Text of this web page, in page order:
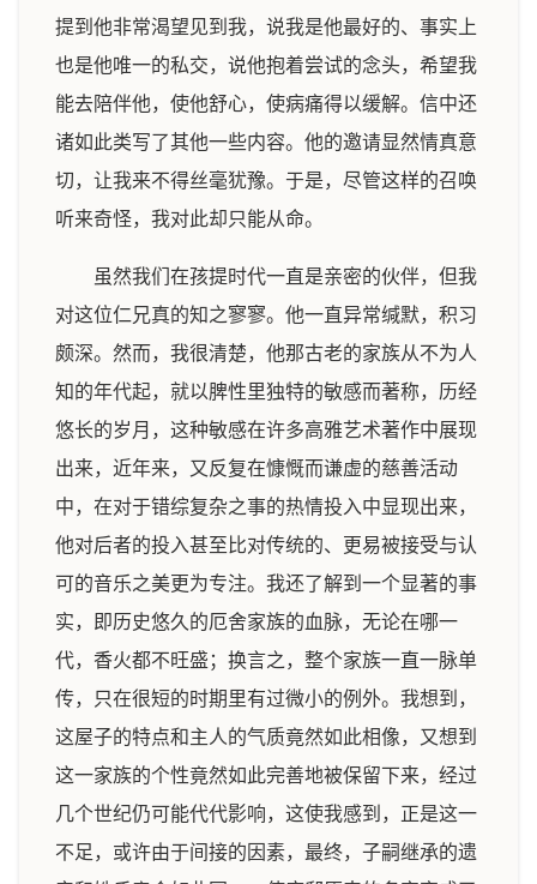
提到他非常渴望见到我，说我是他最好的、事实上
也是他唯一的私交，说他抱着尝试的念头，希望我
能去陪伴他，使他舒心，使病痛得以缓解。信中还
诸如此类写了其他一些内容。他的邀请显然情真意
切，让我来不得丝毫犹豫。于是，尽管这样的召唤
听来奇怪，我对此却只能从命。
虽然我们在孩提时代一直是亲密的伙伴，但我
对这位仁兄真的知之寥寥。他一直异常缄默，积习
颇深。然而，我很清楚，他那古老的家族从不为人
知的年代起，就以脾性里独特的敏感而著称，历经
悠长的岁月，这种敏感在许多高雅艺术著作中展现
出来，近年来，又反复在慷慨而谦虚的慈善活动
中，在对于错综复杂之事的热情投入中显现出来，
他对后者的投入甚至比对传统的、更易被接受与认
可的音乐之美更为专注。我还了解到一个显著的事
实，即历史悠久的厄舍家族的血脉，无论在哪一
代，香火都不旺盛；换言之，整个家族一直一脉单
传，只在很短的时期里有过微小的例外。我想到，
这屋子的特点和主人的气质竟然如此相像，又想到
这一家族的个性竟然如此完善地被保留下来，经过
几个世纪仍可能代代影响，这使我感到，正是这一
不足，或许由于间接的因素，最终，子嗣继承的遗